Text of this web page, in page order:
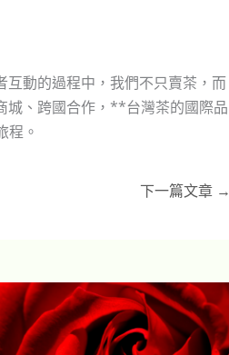
動的過程中，我們不只賣茶，而
城、跨國合作，**台灣茶的國際品
程。
下一篇文章 →